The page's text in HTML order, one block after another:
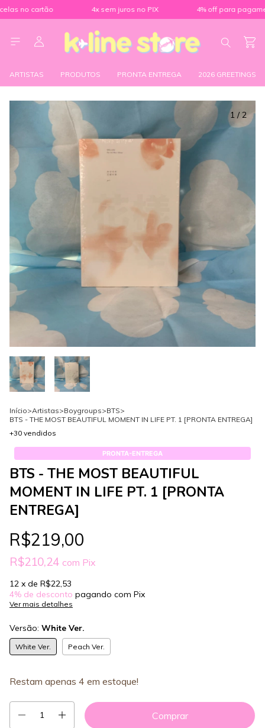
no cartão 4x sem juros no PIX 4% off para
ARTISTAS PRODUTOS PRONTA ENTREGA 2026 GREETINGS
1 /2
Início>Artistas>Boygroups>BTS>
BTS - THE MOST BEAUTIFUL MOMENT IN LIFE PT. 1 [PRONTA ENTREGA]
+30 vendidos
PRONTA-ENTREGA
BTS - THE MOST BEAUTIFUL
MOMENT IN LIFE PT. 1 [PRONTA
ENTREGA]
R$219,00
R$210,24 com Pix
12 x de R$22,53
4% de desconto pagando com Pix
Ver mais detalhes
Versão: White Ver.
White Ver. Peach Ver.
Restam apenas 4 em estoque!